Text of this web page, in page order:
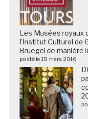
Les Musées royaux
l’Institut Culturel de
Bruegel de manière
posté le 15 mars 2016